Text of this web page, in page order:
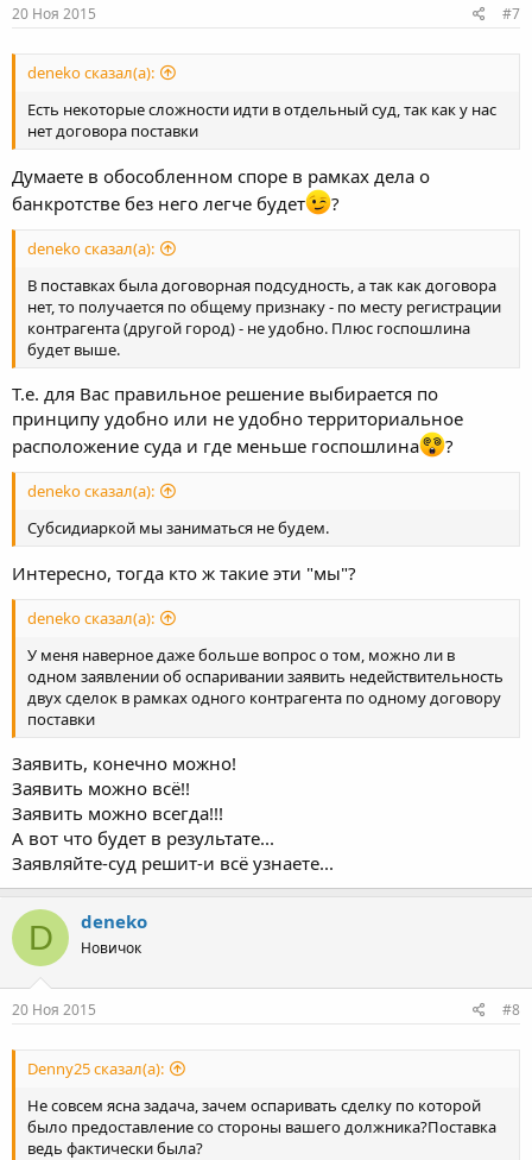
20 Ноя 2015 #7
deneko сказал(а):
Есть некоторые сложности идти в отдельный суд, так как у нас
нет договора поставки
Думаете в обособленном споре в рамках дела о
банкротстве без него легче будет
?
deneko сказал(а):
В поставках была договорная подсудность, а так как договора
нет, то получается по общему признаку - по месту регистрации
контрагента (другой город) - не удобно. Плюс госпошлина
будет выше.
Т.е. для Вас правильное решение выбирается по
принципу удобно или не удобно территориальное
расположение суда и где меньше госпошлина
?
deneko сказал(а):
Субсидиаркой мы заниматься не будем.
Интересно, тогда кто ж такие эти "мы"?
deneko сказал(а):
У меня наверное даже больше вопрос о том, можно ли в
одном заявлении об оспаривании заявить недействительность
двух сделок в рамках одного контрагента по одному договору
поставки
Заявить, конечно можно!
Заявить можно всё!!
Заявить можно всегда!!!
А вот что будет в результате...
Заявляйте-суд решит-и всё узнаете...
D deneko
Новичок
20 Ноя 2015 #8
Denny25 сказал(а):
Не совсем ясна задача, зачем оспаривать сделку по которой
было предоставление со стороны вашего должника?Поставка
ведь фактически была?